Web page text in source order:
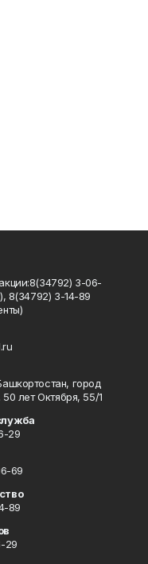
3-06-
8(34792) 3-14-89
город
лет Октября, 55/1
29
69
89
29